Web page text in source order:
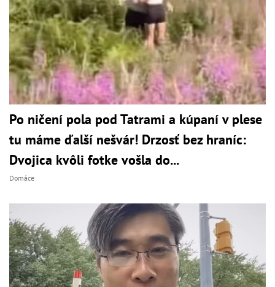
Po ničení pola pod Tatrami a kúpaní v plese
tu máme ďalší nešvár! Drzosť bez hraníc:
Dvojica kvôli fotke vošla do...
Domáce